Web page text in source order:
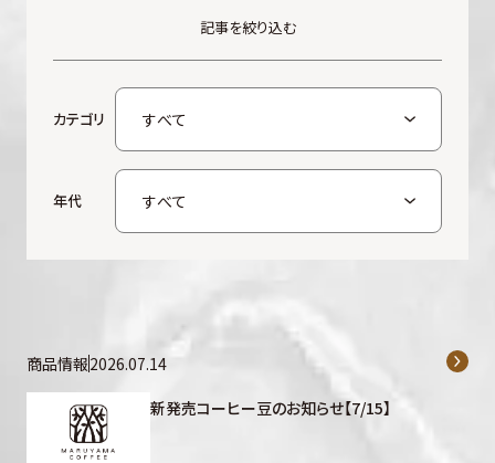
記事を絞り込む
カテゴリ
年代
商品情報2026.07.14
新発売コーヒー豆のお知らせ【7/15】